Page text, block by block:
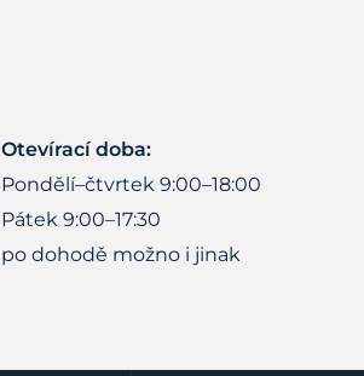
Otevírací doba:
Pondělí–čtvrtek 9:00–18:00
Pátek 9:00–17:30
po dohodě možno i jinak